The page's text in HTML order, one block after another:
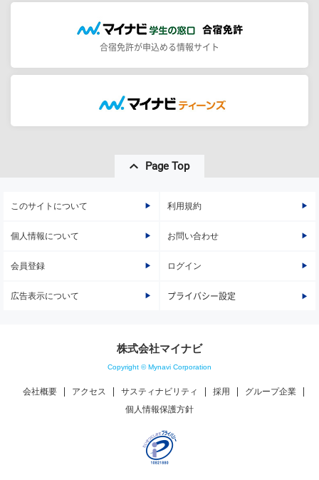
合宿免許が申込める情報サイト
Page Top
このサイトについて 利用規約
個人情報について お問い合わせ
会員登録 ログイン
広告表示について プライバシー設定
株式会社マイナビ
Copyright © Mynavi Corporation
会社概要 アクセス サスティナビリティ 採用
グループ企業
個人情報保護方針